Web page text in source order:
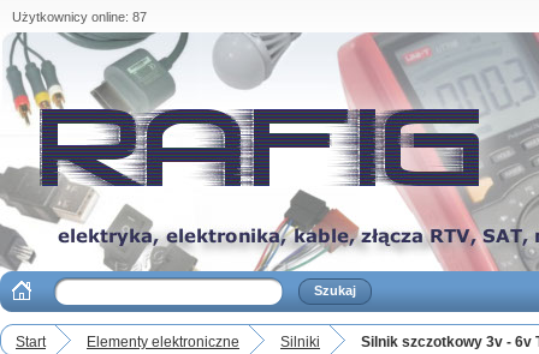
Użytkownicy online: 87
Start Elementy elektroniczne Silniki Silnik szczotkowy 3v - 6v